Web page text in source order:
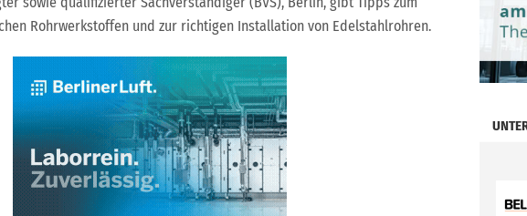
Rohrwerkstoffen und zur richtigen Installation von Edelstahlrohren.